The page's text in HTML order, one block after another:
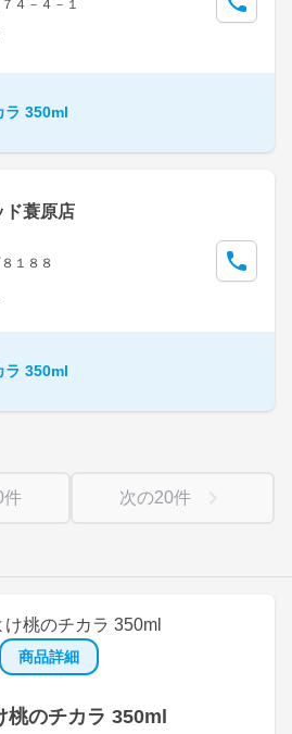
商品詳細
桃のチカラ 350ml
４－４－１
ラ 350ml
ド蓑原店
１８８
ラ 350ml
件 次の20件